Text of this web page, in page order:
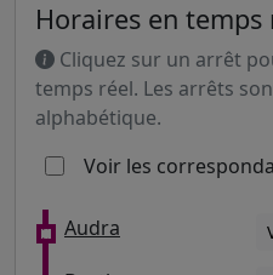
Horaires en
Cliquez sur un arrêt
temps réel. Les arrêts
alphabétique.
Voir les
Audra